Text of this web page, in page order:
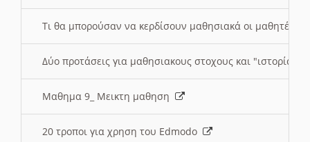
Τι θα μπορούσαν να κερδίσουν μαθησιακά οι μαθητές/
Δύο προτάσεις για μαθησιακους στοχους και "ιστορία"
Μαθημα 9_ Μεικτη μαθηση
20 τροποι για χρηση του Edmodo